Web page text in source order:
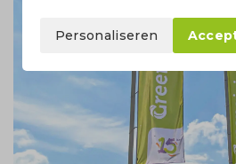
Personaliseren